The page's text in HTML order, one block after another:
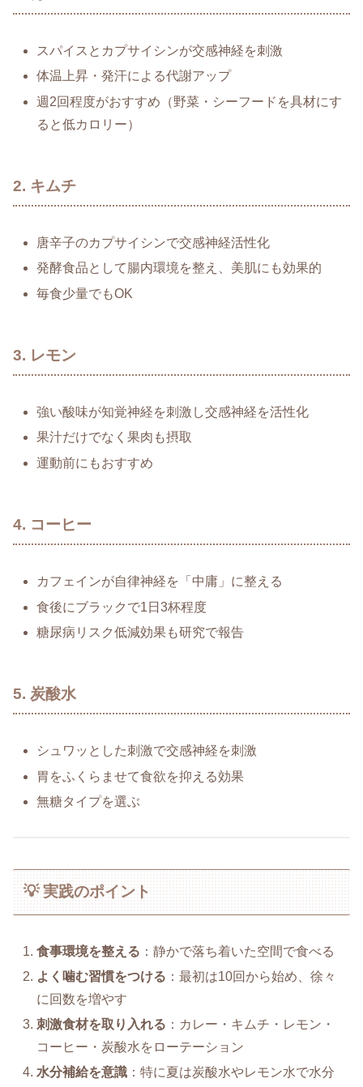
スパイスとカプサイシンが交感神経を刺激
体温上昇・発汗による代謝アップ
週2回程度がおすすめ（野菜・シーフードを具材にす
ると低カロリー）
2. キムチ
唐辛子のカプサイシンで交感神経活性化
発酵食品として腸内環境を整え、美肌にも効果的
毎食少量でもOK
3. レモン
強い酸味が知覚神経を刺激し交感神経を活性化
果汁だけでなく果肉も摂取
運動前にもおすすめ
4. コーヒー
カフェインが自律神経を「中庸」に整える
食後にブラックで1日3杯程度
糖尿病リスク低減効果も研究で報告
5. 炭酸水
シュワッとした刺激で交感神経を刺激
胃をふくらませて食欲を抑える効果
無糖タイプを選ぶ
💡 実践のポイント
食事環境を整える ：静かで落ち着いた空間で食べる
よく噛む習慣をつける ：最初は10回から始め、徐々
に回数を増やす
刺激食材を取り入れる ：カレー・キムチ・レモン・
コーヒー・炭酸水をローテーション
水分補給を意識 ：特に夏は炭酸水やレモン水で水分